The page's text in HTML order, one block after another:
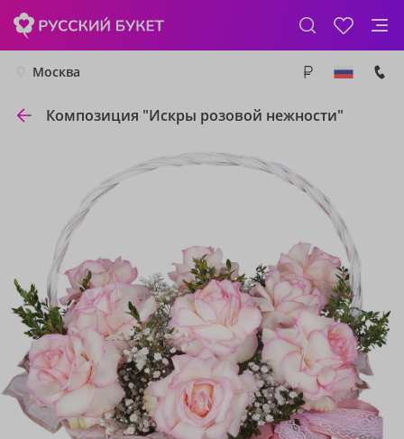
Москва
Композиция "Искры розовой нежности"